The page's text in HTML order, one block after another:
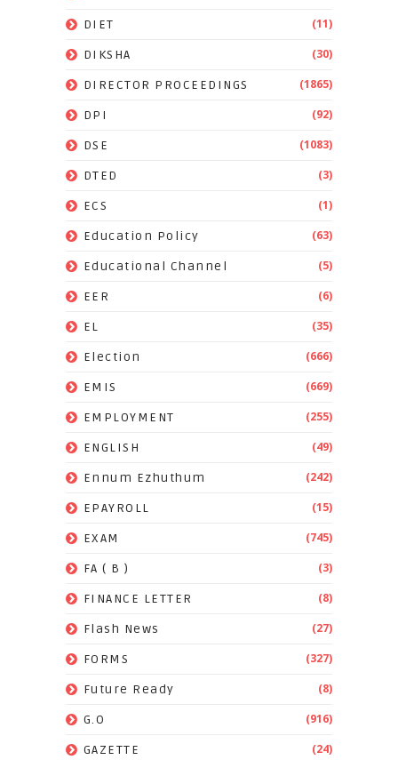
DIET (11)
DIKSHA (30)
DIRECTOR PROCEEDINGS (1865)
DPI (92)
DSE (1083)
DTED (3)
ECS (1)
Education Policy (63)
Educational Channel (5)
EER (6)
EL (35)
Election (666)
EMIS (669)
EMPLOYMENT (255)
ENGLISH (49)
Ennum Ezhuthum (242)
EPAYROLL (15)
EXAM (745)
FA ( B ) (3)
FINANCE LETTER (8)
Flash News (27)
FORMS (327)
Future Ready (8)
G.O (916)
GAZETTE (24)